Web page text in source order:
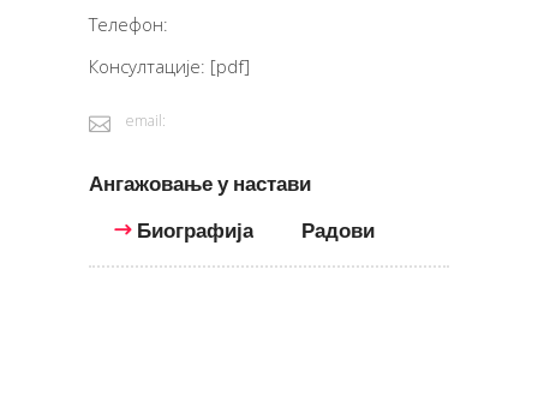
Телефон:
Консултације: [pdf]
email:
Ангажовање у настави
Биографија
Радови